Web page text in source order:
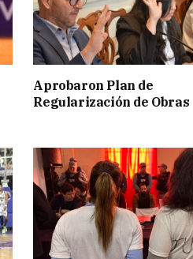
Aprobaron Plan de
Regularización de Obras